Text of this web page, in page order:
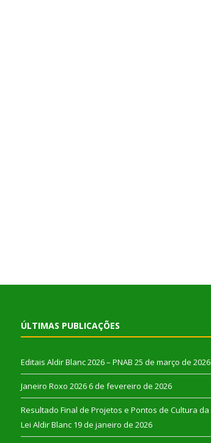
ÚLTIMAS PUBLICAÇÕES
Editais Aldir Blanc 2026 – PNAB 25 de março de 2026
Janeiro Roxo 2026 6 de fevereiro de 2026
Resultado Final de Projetos e Pontos de Cultura da
Lei Aldir Blanc 19 de janeiro de 2026